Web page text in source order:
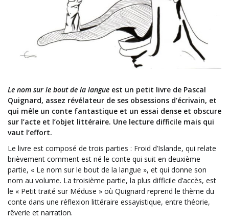
Le nom sur le bout de la langue est un petit livre de Pascal
Quignard, assez révélateur de ses obsessions d’écrivain, et
qui mêle un conte fantastique et un essai dense et obscure
sur l’acte et l’objet littéraire. Une lecture difficile mais qui
vaut l’effort.
Le livre est composé de trois parties : Froid d’Islande, qui relate
brièvement comment est né le conte qui suit en deuxième
partie, « Le nom sur le bout de la langue », et qui donne son
nom au volume. La troisième partie, la plus difficile d’accès, est
le « Petit traité sur Méduse » où Quignard reprend le thème du
conte dans une réflexion littéraire essayistique, entre théorie,
rêverie et narration.